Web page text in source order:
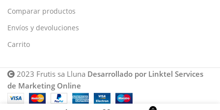
Comparar productos
Envíos y devoluciones
Carrito
2023 Frutis sa Lluna Desarrollado por Linktel Services
de Marketing Online